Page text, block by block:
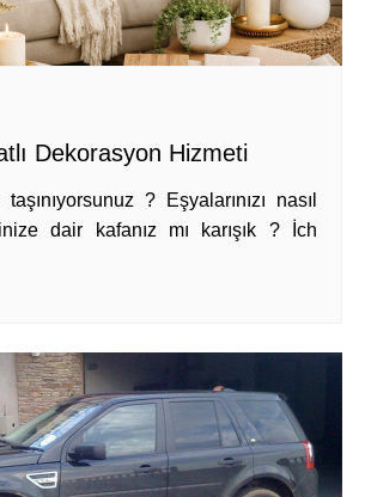
Dekorasyon Hizmeti
? Eşyalarınızı nasıl
dair kafanız mı karışık ? İch